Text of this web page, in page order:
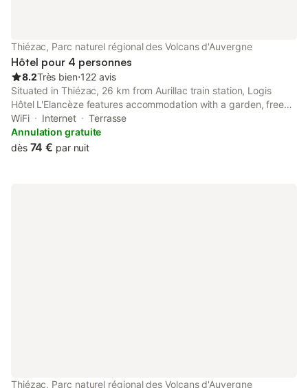
Thiézac, Parc naturel régional des Volcans d'Auvergne
Hôtel pour 4 personnes
8.2Très bien⋅122 avis
Situated in Thiézac, 26 km from Aurillac train station, Logis
Hôtel L'Elancèze features accommodation with a garden, free
private parking, a terrace and a restaurant. This 2-star hotel
features free WiFi and a bar.
WiFi Internet
Terrasse
Annulation gratuite
dès 74 € par nuit
Thiézac, Parc naturel régional des Volcans d'Auvergne